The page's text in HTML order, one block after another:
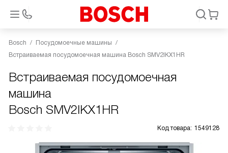
Bosch
Посудомоечные машины
Встраиваемая посудомоечная машина Bosch SMV2IKX1HR
Встраиваемая посудомоечная
машина
Bosch SMV2IKX1HR
Код товара: 1549128